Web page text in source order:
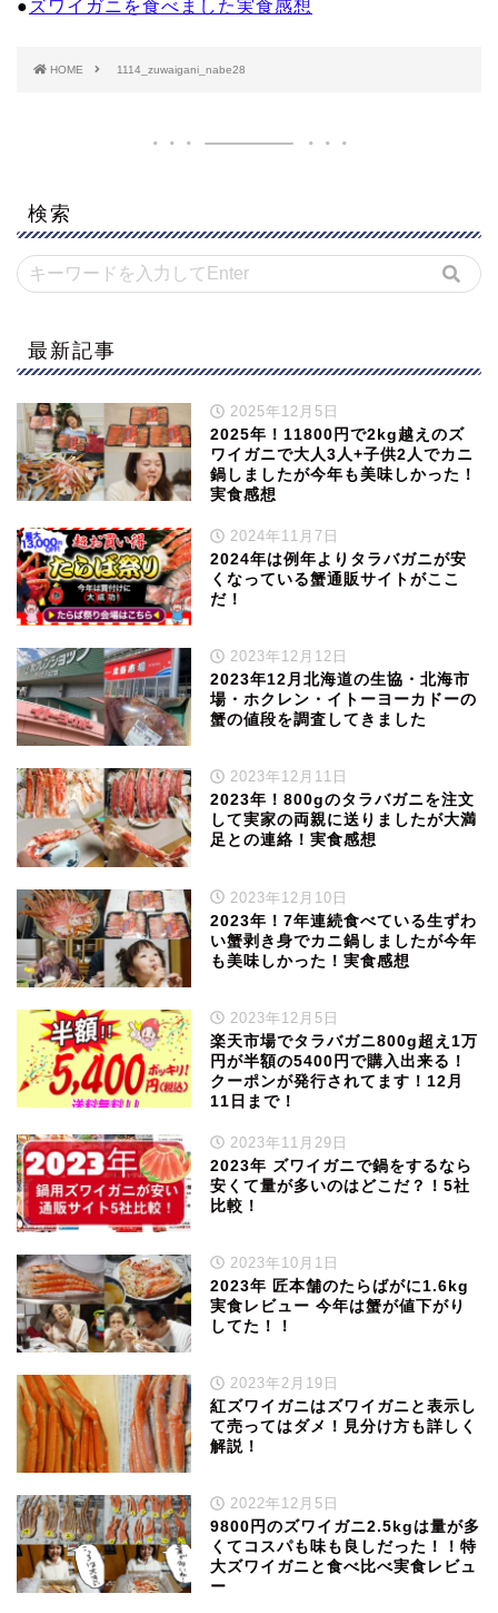
● ズワイガニを食べました実食感想
HOME 1114_zuwaigani_nabe28
検索
最新記事
2025年12月5日
2025年！11800円で2kg越えのズ
ワイガニで大人3人+子供2人でカニ
鍋しましたが今年も美味しかった！
実食感想
2024年11月7日
2024年は例年よりタラバガニが安
くなっている蟹通販サイトがここ
だ！
2023年12月12日
2023年12月北海道の生協・北海市
場・ホクレン・イトーヨーカドーの
蟹の値段を調査してきました
2023年12月11日
2023年！800gのタラバガニを注文
して実家の両親に送りましたが大満
足との連絡！実食感想
2023年12月10日
2023年！7年連続食べている生ずわ
い蟹剥き身でカニ鍋しましたが今年
も美味しかった！実食感想
2023年12月5日
楽天市場でタラバガニ800g超え1万
円が半額の5400円で購入出来る！
クーポンが発行されてます！12月
11日まで！
2023年11月29日
2023年 ズワイガニで鍋をするなら
安くて量が多いのはどこだ？！5社
比較！
2023年10月1日
2023年 匠本舗のたらばがに1.6kg
実食レビュー 今年は蟹が値下がり
してた！！
2023年2月19日
紅ズワイガニはズワイガニと表示し
て売ってはダメ！見分け方も詳しく
解説！
2022年12月5日
9800円のズワイガニ2.5kgは量が多
くてコスパも味も良しだった！！特
大ズワイガニと食べ比べ実食レビュ
ー